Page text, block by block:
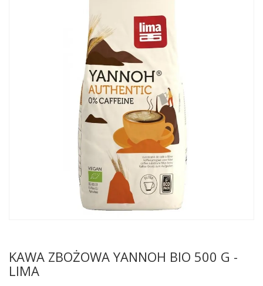
KAWA ZBOŻOWA YANNOH BIO 500 G -
LIMA